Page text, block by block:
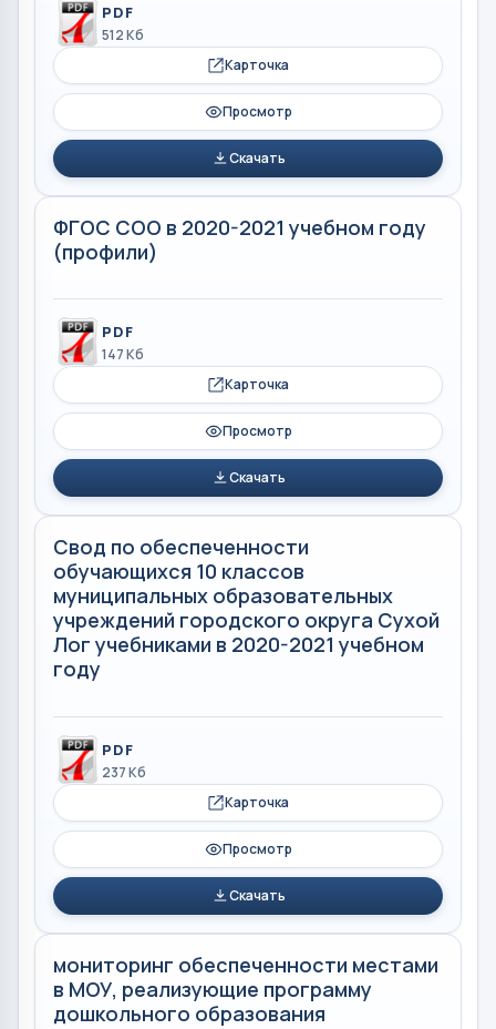
PDF
512 Кб
Карточка
Просмотр
Скачать
ФГОС СОО в 2020-2021 учебном году
(профили)
PDF
147 Кб
Карточка
Просмотр
Скачать
Свод по обеспеченности
обучающихся 10 классов
муниципальных образовательных
учреждений городского округа Сухой
Лог учебниками в 2020-2021 учебном
году
PDF
237 Кб
Карточка
Просмотр
Скачать
мониторинг обеспеченности местами
в МОУ, реализующие программу
дошкольного образования